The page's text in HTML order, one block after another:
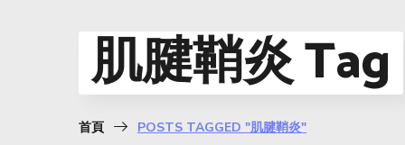
肌腱鞘炎 Tag
首頁 POSTS TAGGED "肌腱鞘炎"